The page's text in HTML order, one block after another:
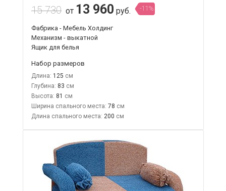
15 730 от 13 960 руб. -11%
Фабрика - Мебель Холдинг
Механизм - выкатной
Ящик для белья
Набор размеров
Длина: 125
Глубина: 83
Высота: 81
Ширина спального места: 78
Длина спального места: 200